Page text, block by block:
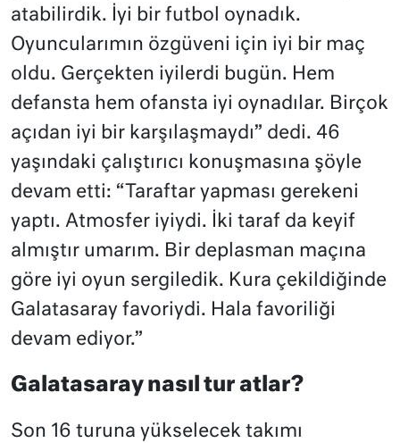
atabilirdik. İyi bir futbol oynadık.
Oyuncularımın özgüveni için iyi bir maç
oldu. Gerçekten iyilerdi bugün. Hem
defansta hem ofansta iyi oynadılar. Birçok
açıdan iyi bir karşılaşmaydı” dedi. 46
yaşındaki çalıştırıcı konuşmasına şöyle
devam etti: “Taraftar yapması gerekeni
yaptı. Atmosfer iyiydi. İki taraf da keyif
almıştır umarım. Bir deplasman maçına
göre iyi oyun sergiledik. Kura çekildiğinde
Galatasaray favoriydi. Hala favoriliği
devam ediyor.”
Galatasaray nasıl tur atlar?
Son 16 turuna yükselecek takımı